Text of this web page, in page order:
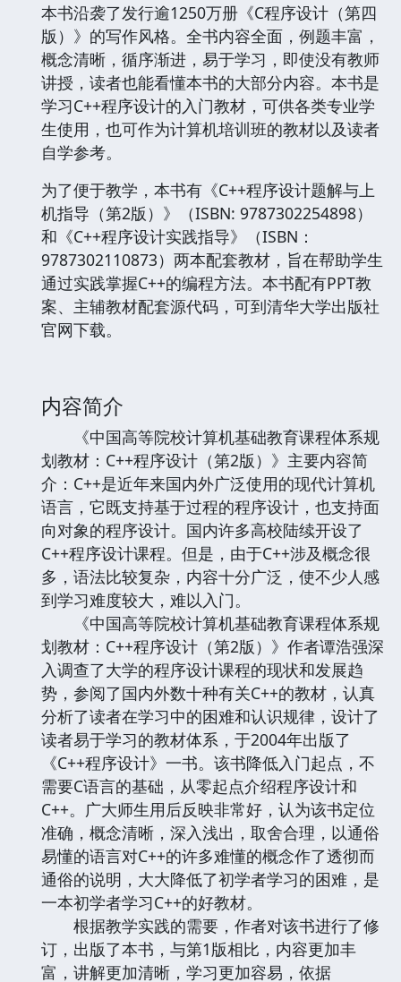
本书沿袭了发行逾1250万册《C程序设计（第四
版）》的写作风格。全书内容全面，例题丰富，
概念清晰，循序渐进，易于学习，即使没有教师
讲授，读者也能看懂本书的大部分内容。本书是
学习C++程序设计的入门教材，可供各类专业学
生使用，也可作为计算机培训班的教材以及读者
自学参考。
为了便于教学，本书有《C++程序设计题解与上
机指导（第2版）》（ISBN: 9787302254898）
和《C++程序设计实践指导》（ISBN：
9787302110873）两本配套教材，旨在帮助学生
通过实践掌握C++的编程方法。本书配有PPT教
案、主辅教材配套源代码，可到清华大学出版社
官网下载。
内容简介
《中国高等院校计算机基础教育课程体系规
划教材：C++程序设计（第2版）》主要内容简
介：C++是近年来国内外广泛使用的现代计算机
语言，它既支持基于过程的程序设计，也支持面
向对象的程序设计。国内许多高校陆续开设了
C++程序设计课程。但是，由于C++涉及概念很
多，语法比较复杂，内容十分广泛，使不少人感
到学习难度较大，难以入门。
《中国高等院校计算机基础教育课程体系规
划教材：C++程序设计（第2版）》作者谭浩强深
入调查了大学的程序设计课程的现状和发展趋
势，参阅了国内外数十种有关C++的教材，认真
分析了读者在学习中的困难和认识规律，设计了
读者易于学习的教材体系，于2004年出版了
《C++程序设计》一书。该书降低入门起点，不
需要C语言的基础，从零起点介绍程序设计和
C++。广大师生用后反映非常好，认为该书定位
准确，概念清晰，深入浅出，取舍合理，以通俗
易懂的语言对C++的许多难懂的概念作了透彻而
通俗的说明，大大降低了初学者学习的困难，是
一本初学者学习C++的好教材。
根据教学实践的需要，作者对该书进行了修
订，出版了本书，与第1版相比，内容更加丰
富，讲解更加清晰，学习更加容易，依据